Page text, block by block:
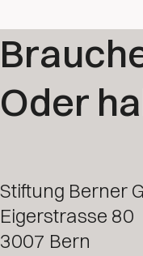
Oder
Stiftung Berner
Eigerstrasse 80
3007 Bern